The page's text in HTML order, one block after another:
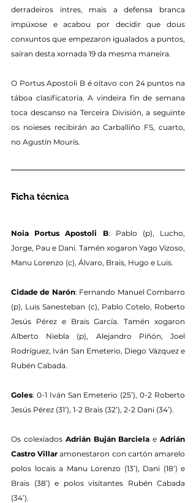
derradeiros intres, mais a defensa branca
impúxose e acabou por decidir que dous
conxuntos que empezaron igualados a puntos,
saíran desta xornada 19 da mesma maneira.
O Portus Apostoli B é oitavo con 24 puntos na
táboa clasificatoria. A vindeira fin de semana
toca descanso na Terceira División, a seguinte
os noieses recibirán ao Carballiño FS, cuarto,
no Agustín Mourís.
Ficha técnica
Noia Portus Apostoli B: Pablo (p), Lucho,
Jorge, Pau e Dani. Tamén xogaron Yago Vizoso,
Manu Lorenzo (c), Álvaro, Brais, Hugo e Luis.
Cidade de Narón: Fernando Manuel Combarro
(p), Luis Sanesteban (c), Pablo Cotelo, Roberto
Jesús Pérez e Brais García. Tamén xogaron
Alberto Niebla (p), Alejandro Piñón, Joel
Rodríguez, Iván San Emeterio, Diego Vázquez e
Rubén Cabada.
Goles: 0-1 Iván San Emeterio (25’), 0-2 Roberto
Jesús Pérez (31’), 1-2 Brais (32’), 2-2 Dani (34’).
Os colexiados Adrián Buján Barciela e Adrián
Castro Villar amonestaron con cartón amarelo
polos locais a Manu Lorenzo (13’), Dani (18’) e
Brais (38’) e polos visitantes Rubén Cabada
(34’).